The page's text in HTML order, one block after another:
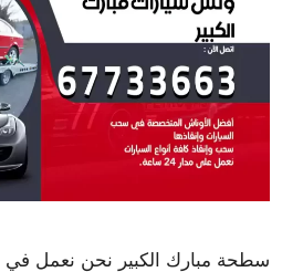
سطحة مبارك الكبير نحن نعمل